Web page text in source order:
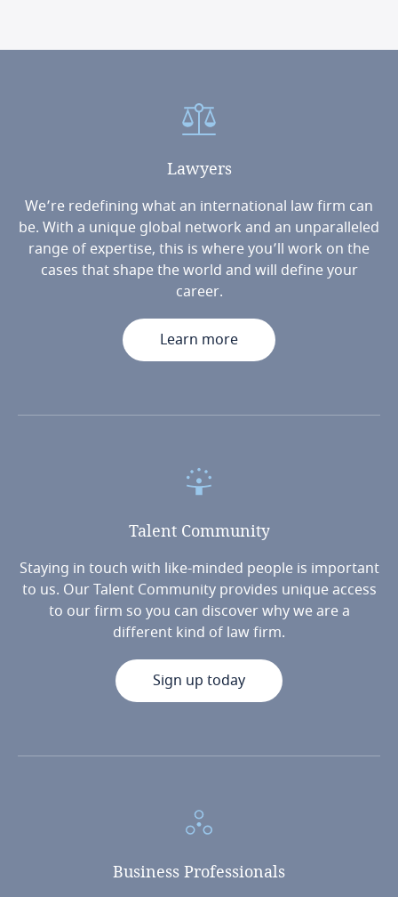
Lawyers
We’re redefining what an international law firm can
be. With a unique global network and an unparalleled
range of expertise, this is where you’ll work on the
cases that shape the world and will define your
career.
Learn more
Talent Community
Staying in touch with like-minded people is important
to us. Our Talent Community provides unique access
to our firm so you can discover why we are a
different kind of law firm.
Sign up today
Business Professionals